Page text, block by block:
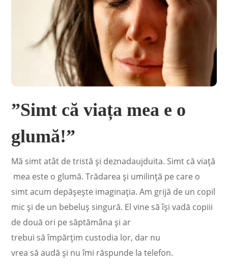
”Simt că viața mea e o
glumă!”
Mă simt atât de tristă și deznadaujduita. Simt că viață
mea este o glumă. Trădarea și umilință pe care o
simt acum depășește imaginația. Am grijă de un copil
mic și de un bebeluș singură. El vine să își vadă copiii
de două ori pe săptămâna și ar
trebui să împărțim custodia lor, dar nu
vrea să audă și nu îmi răspunde la telefon.